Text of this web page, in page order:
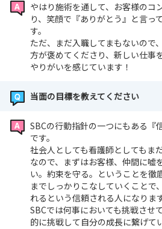
やはり施術を通して、お客様のコ
り、笑顔で『ありがとう』と言っ
す。
ただ、まだ入職してまもないので
方が褒めてくださり、新しい仕事
やりがいを感じています！
当面の目標を教えてください
SBCの行動指針の一つにもある『
です。
社会人としても看護師としてもま
なので、まずはお客様、仲間に嘘
い。約束を守る。ということを徹
までしっかりこなしていくことで
れるという信頼される人になります
SBCでは何事においても挑戦させ
的に挑戦して自分の成長に繋げて